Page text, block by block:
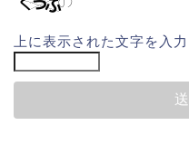
上に表示された文字を入